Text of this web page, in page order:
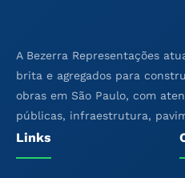
A Bezerra Representações
brita e agregados para
obras em São Paulo, com
públicas, infraestrutura,
Links